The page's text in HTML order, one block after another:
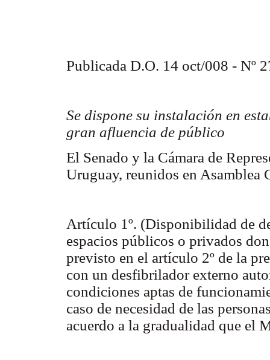
Publicada D.O. 14 oct/008 - Nº
Se dispone su instalación en
gran afluencia de público
El Senado y la Cámara de
Uruguay, reunidos en Asamblea
Artículo 1º. (Disponibilidad de
espacios públicos o privados
previsto en el artículo 2º de la
con un desfibrilador externo
condiciones aptas de
caso de necesidad de las
acuerdo a la gradualidad que el